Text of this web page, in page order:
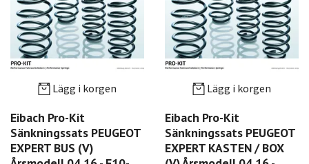
Lägg i korgen
Eibach Pro-Kit
Sänkningssats PEUGEOT
EXPERT BUS (V)
Lägg i korgen
Eibach Pro-Kit
Sänkningssats PEUGEOT
EXPERT KASTEN / BOX